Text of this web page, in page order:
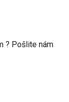
? Pošlite nám